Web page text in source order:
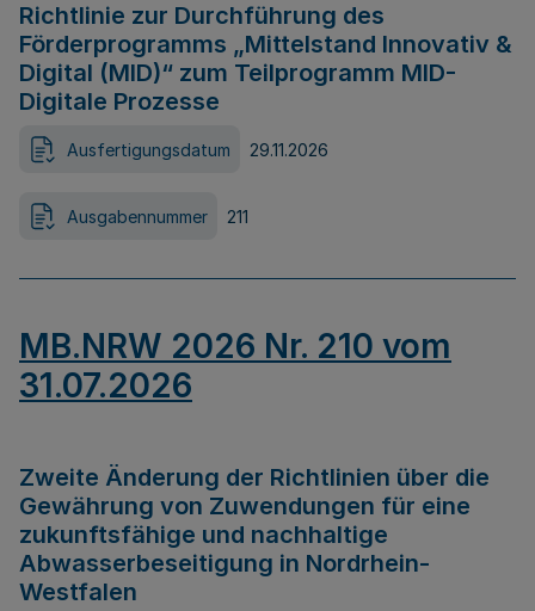
Richtlinie zur Durchführung des
Förderprogramms „Mittelstand Innovativ &
Digital (MID)“ zum Teilprogramm MID-
Digitale Prozesse
Ausfertigungsdatum 29.11.2026
Ausgabennummer 211
MB.NRW 2026 Nr. 210 vom
31.07.2026
Zweite Änderung der Richtlinien über die
Gewährung von Zuwendungen für eine
zukunftsfähige und nachhaltige
Abwasserbeseitigung in Nordrhein-
Westfalen